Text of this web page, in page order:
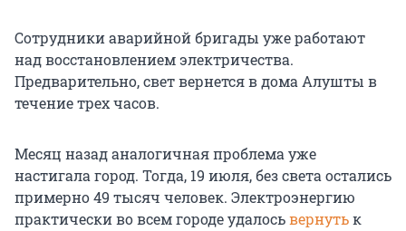
Сотрудники аварийной бригады уже работают
над восстановлением электричества.
Предварительно, свет вернется в дома Алушты в
течение трех часов.
Месяц назад аналогичная проблема уже
настигала город. Тогда, 19 июля, без света остались
примерно 49 тысяч человек. Электроэнергию
практически во всем городе удалосьвернутьк